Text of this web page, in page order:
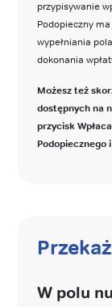
przypisywanie
Podopieczny
wypełniania
dokonania
Możesz też
dostępnych na
przycisk
Podopiecznego
W polu